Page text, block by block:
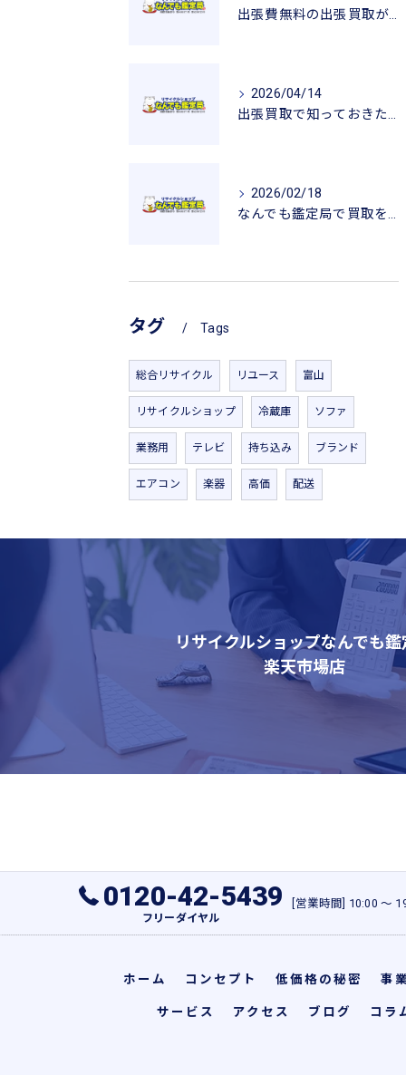
出張費無料の出張買取が広げるリサイクルの魅力
2026/04/14
出張買取で知っておきたい査定のポイントと安心感
2026/02/18
なんでも鑑定局で買取を活用した一人暮らし用品の新生活応援ガイド
タグ Tags
総合リサイクル リユース 富山
リサイクルショップ 冷蔵庫 ソファ
業務用 テレビ 持ち込み ブランド
エアコン 楽器 高価 配送
リサイクルショップなんでも鑑
楽天市場店
0120-42-5439
フリーダイヤル
[営業時間] 10:00 〜
ホーム コンセプト 低価格の秘密 事
サービス アクセス ブログ コラ